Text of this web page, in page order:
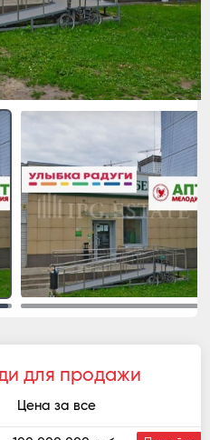
для продажи
Цена за все